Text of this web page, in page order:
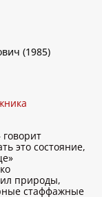
(1985)
это состояние,
природы,
стаффажные